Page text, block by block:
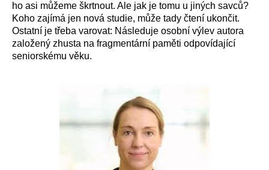
ho asi můžeme škrtnout. Ale jak je tomu u jiných savců?
Koho zajímá jen nová studie, může tady čtení ukončit.
Ostatní je třeba varovat: Následuje osobní výlev autora
založený zhusta na fragmentární paměti odpovídající
seniorskému věku.